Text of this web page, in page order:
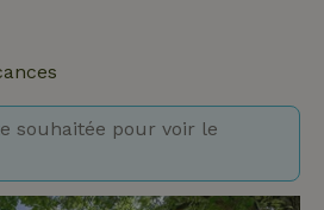
souhaitée pour voir le